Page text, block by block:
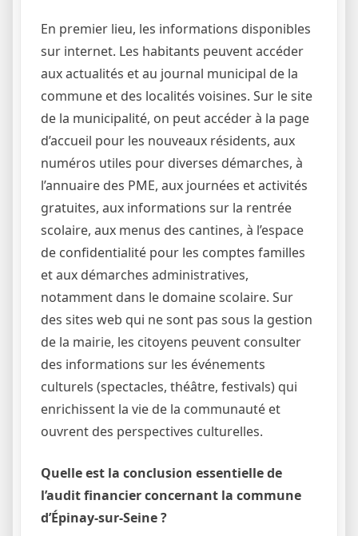
En premier lieu, les informations disponibles
sur internet. Les habitants peuvent accéder
aux actualités et au journal municipal de la
commune et des localités voisines. Sur le site
de la municipalité, on peut accéder à la page
d’accueil pour les nouveaux résidents, aux
numéros utiles pour diverses démarches, à
l’annuaire des PME, aux journées et activités
gratuites, aux informations sur la rentrée
scolaire, aux menus des cantines, à l’espace
de confidentialité pour les comptes familles
et aux démarches administratives,
notamment dans le domaine scolaire. Sur
des sites web qui ne sont pas sous la gestion
de la mairie, les citoyens peuvent consulter
des informations sur les événements
culturels (spectacles, théâtre, festivals) qui
enrichissent la vie de la communauté et
ouvrent des perspectives culturelles.
Quelle est la conclusion essentielle de
l’audit financier concernant la commune
d’Épinay-sur-Seine ?